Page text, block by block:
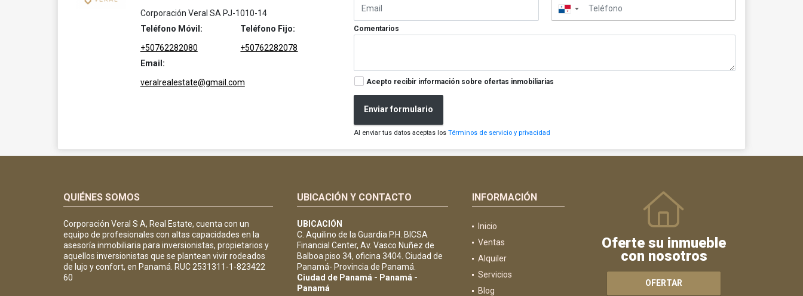
Corporación Veral SA PJ-1010-14
Teléfono Móvil:
+50762282080
Teléfono Fijo:
+50762282078
Email:
veralrealestate@gmail.com
▼
Comentarios
Acepto recibir información sobre ofertas inmobiliarias
Enviar formulario
Al enviar tus datos aceptas losTérminos de servicio y privacidad
QUIÉNES SOMOS
Corporación Veral S A, Real Estate, cuenta con un
equipo de profesionales con altas capacidades en la
asesoría inmobiliaria para inversionistas, propietarios y
aquellos inversionistas que se plantean vivir rodeados
de lujo y confort, en Panamá. RUC 2531311-1-823422
60
UBICACIÓN Y CONTACTO
UBICACIÓN
C. Aquilino de la Guardia P.H. BICSA
Financial Center, Av. Vasco Nuñez de
Balboa piso 34, oficina 3404. Ciudad de
Panamá- Provincia de Panamá.
Ciudad de Panamá - Panamá -
Panamá
INFORMACIÓN
Inicio
Ventas
Alquiler
Servicios
Blog
Oferte su inmueble
con nosotros
OFERTAR